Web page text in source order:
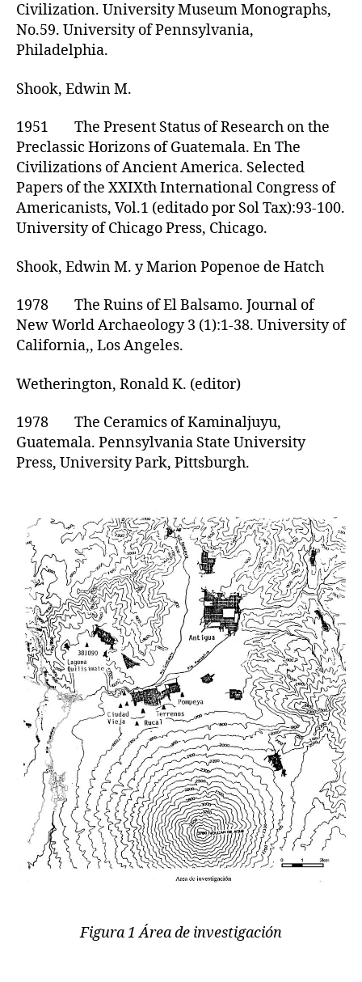
Civilization. University Museum Monographs,
No.59. University of Pennsylvania,
Philadelphia.
Shook, Edwin M.
1951 The Present Status of Research on the
Preclassic Horizons of Guatemala. En The
Civilizations of Ancient America. Selected
Papers of the XXIXth International Congress of
Americanists, Vol.1 (editado por Sol Tax):93-100.
University of Chicago Press, Chicago.
Shook, Edwin M. y Marion Popenoe de Hatch
1978 The Ruins of El Balsamo. Journal of
New World Archaeology 3 (1):1-38. University of
California,, Los Angeles.
Wetherington, Ronald K. (editor)
1978 The Ceramics of Kaminaljuyu,
Guatemala. Pennsylvania State University
Press, University Park, Pittsburgh.
Figura 1 Área de investigación